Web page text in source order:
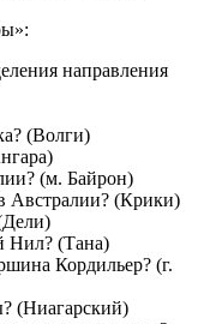
направления
(Волги)
(м. Байрон)
Австралии? (Крики)
Нил? (Тана)
Кордильер? (г.
(Ниагарский)